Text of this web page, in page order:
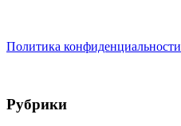
Политика конфиденциальности
Рубрики